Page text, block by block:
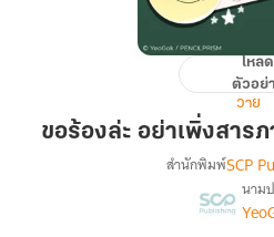
ขอร้อง
อย่า
สารภาพ
โหลด
ตัวอย่
วาย
ขอร้องล่ะ อย่าเพิ่งสาร
เรื่อง
ขอ
สำนักพิมพ์SCP
นาม